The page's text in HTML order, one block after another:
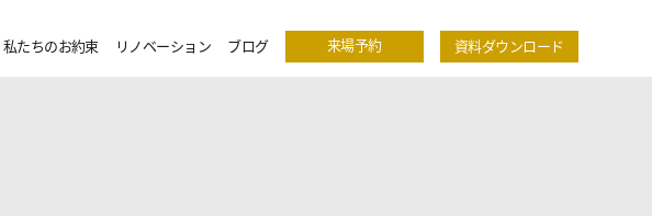
私たちのお約束 リノベーション ブログ 来場予約 資料ダウンロード